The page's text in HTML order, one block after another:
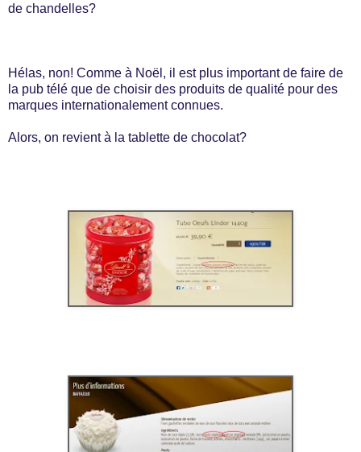
de chandelles?
Hélas, non! Comme à Noël, il est plus important de faire de
la pub télé que de choisir des produits de qualité pour des
marques internationalement connues.
Alors, on revient à la tablette de chocolat?